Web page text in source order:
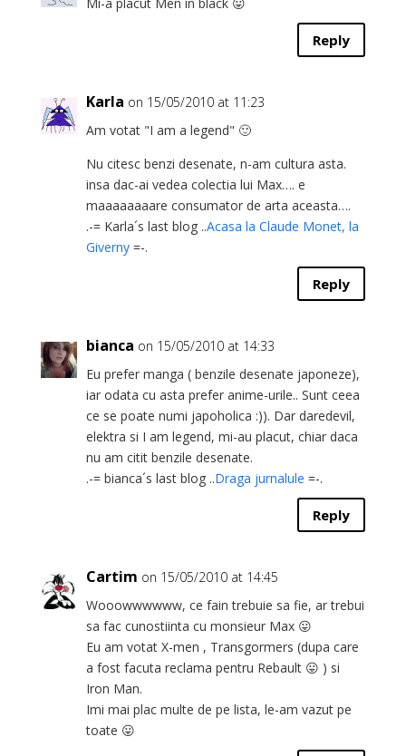
Reply
Karla on 15/05/2010 at 11:23
Am votat "I am a legend" 🙂
Nu citesc benzi desenate, n-am cultura asta.
insa dac-ai vedea colectia lui Max…. e
maaaaaaaare consumator de arta aceasta….
.-= Karla´s last blog ..Acasa la Claude Monet, la
Giverny=-.
Reply
bianca on 15/05/2010 at 14:33
Eu prefer manga ( benzile desenate japoneze),
iar odata cu asta prefer anime-urile.. Sunt ceea
ce se poate numi japoholica :)). Dar daredevil,
elektra si I am legend, mi-au placut, chiar daca
nu am citit benzile desenate.
.-= bianca´s last blog ..Draga jurnalule =-.
Reply
Cartim on 15/05/2010 at 14:45
Wooowwwwww, ce fain trebuie sa fie, ar trebui
sa fac cunostiinta cu monsieur Max 😛
Eu am votat X-men , Transgormers (dupa care
a fost facuta reclama pentru Rebault 😛 ) si
Iron Man.
Imi mai plac multe de pe lista, le-am vazut pe
toate 😛